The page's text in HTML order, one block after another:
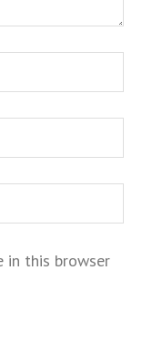
in this browser